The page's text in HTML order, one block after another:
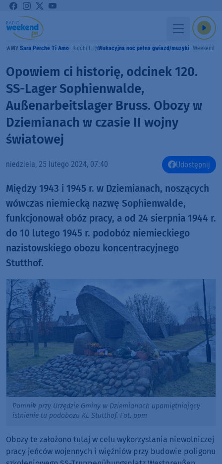
GRAMY Sara Perche Ti Amo Ricchi E PoveriWakacyjna noc pełna gwiazd/muzyki Weekend
Opowiem ci historię, odcinek 120.
SS-Lager Sophienwalde,
Außenarbeitslager Bruss. Obozy w
Dziemianach w czasie II wojny
światowej
niedziela, 25 lutego 2024, 07:40 Udostępnij
Między 1943 i 1945 r. w Dziemianach, noszących
wówczas niemiecką nazwę Sophienwalde,
funkcjonował obóz pracy, a od 24 sierpnia 1944 r.
do 10 lutego 1945 r. podobóz niemieckiego
nazistowskiego obozu koncentracyjnego
Stutthof.
Pomnik przy Urzędzie Gminy w Dziemianach upamiętniający
istnienie tu podobozu KL Stutthof. Fot. ppm
Obozy te założono tutaj w celu wykorzystania niewolniczej
pracy jeńców wojennych i więźniów przy budowie poligonu